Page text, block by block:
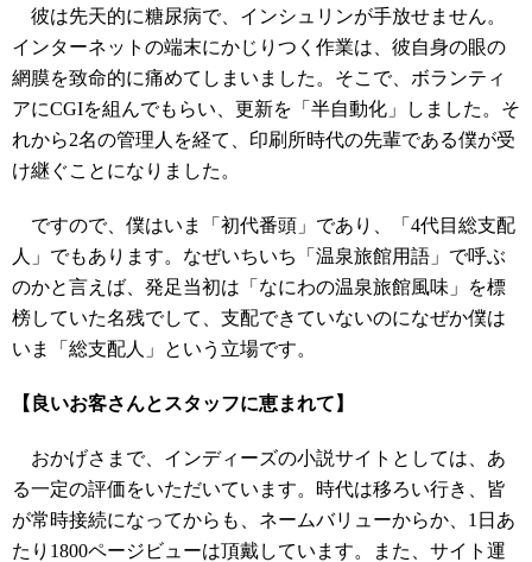
彼は先天的に糖尿病で、インシュリンが手放せません。
インターネットの端末にかじりつく作業は、彼自身の眼の
網膜を致命的に痛めてしまいました。そこで、ボランティ
アにCGIを組んでもらい、更新を「半自動化」しました。そ
れから2名の管理人を経て、印刷所時代の先輩である僕が受
け継ぐことになりました。
ですので、僕はいま「初代番頭」であり、「4代目総支配
人」でもあります。なぜいちいち「温泉旅館用語」で呼ぶ
のかと言えば、発足当初は「なにわの温泉旅館風味」を標
榜していた名残でして、支配できていないのになぜか僕は
いま「総支配人」という立場です。
【良いお客さんとスタッフに恵まれて】
おかげさまで、インディーズの小説サイトとしては、あ
る一定の評価をいただいています。時代は移ろい行き、皆
が常時接続になってからも、ネームバリューからか、1日あ
たり1800ページビューは頂戴しています。また、サイト運